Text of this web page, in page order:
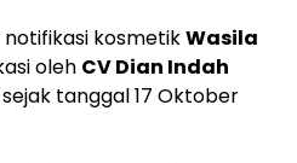
kosmetikWasila
oleh CV Dian Indah
tanggal 17 Oktober